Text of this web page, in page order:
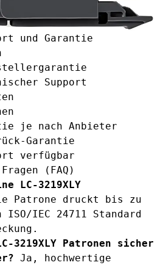
und Garantie
Support
je nach Anbieter
Garantie
verfügbar
(FAQ)
LC-3219XLY
Patrone druckt bis zu
IEC 24711 Standard
3219XLY Patronen sicher
Ja, hochwertige